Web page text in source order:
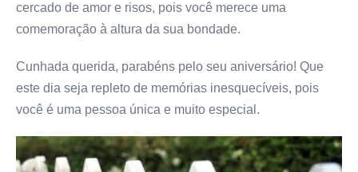
cercado de amor e risos, pois você merece uma
comemoração à altura da sua bondade.
Cunhada querida, parabéns pelo seu aniversário! Que
este dia seja repleto de memórias inesquecíveis, pois
você é uma pessoa única e muito especial.